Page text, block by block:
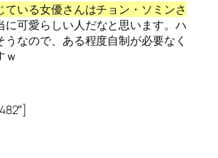
ている女優さんはチョン・ソミンさ
に可愛らしい人だなと思います。ハ
うなので、ある程度自制が必要なく
ｗ